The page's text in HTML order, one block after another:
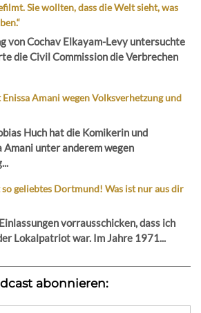
Sie wollten, dass die Welt sieht, was
von Cochav Elkayam-Levy untersuchte
die Civil Commission die Verbrechen
Amani wegen Volksverhetzung und
Huch hat die Komikerin und
unter anderem wegen
geliebtes Dortmund! Was ist nur aus dir
vorrausschicken, dass ich
Lokalpatriot war. Im Jahre 1971...
abonnieren: